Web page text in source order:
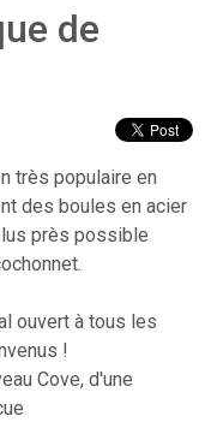
de
très populaire en
des boules en acier
près possible
ouvert à tous les
!
Cove, d'une